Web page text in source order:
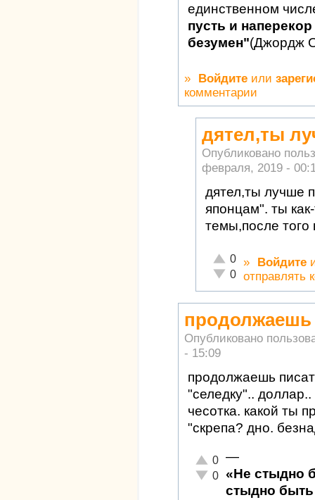
единственном
пусть и
безумен"(Джордж
» Войдите или
комментарии
дятел,ты
Опубликовано
февраля, 2019 -
дятел,ты лучше
японцам". ты
темы,после того
Отлично!
0
Неадекватно!
0
» Войдите
отправлять
продолжаешь
Опубликовано
- 15:09
продолжаешь
"селедку".. доллар..
чесотка. какой ты
"скрепа? дно.
Отлично!
0
Неадекватно!
0
—
«Не стыдно
стыдно быть